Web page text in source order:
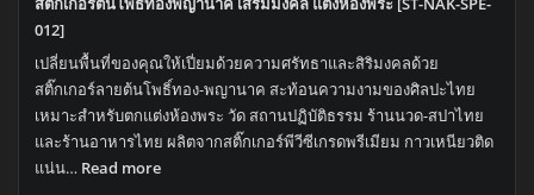
012]
เปลี่ยนพื้นที่ของคุณให้เปี่ยมด้วยความศรัทธาและสิริมงคลด้วย
สติ๊กเกอร์ลายต้นโพธิ์ทอง-พญานาค สะท้อนความงามของศิลปะไทย
เหมาะสำหรับตกแต่งห้องพระ วัด สถานปฏิบัติธรรม ร้านนวด-สปาไทย
และร้านอาหารไทย ผลิตจากสติ๊กเกอร์พีวีซีเกรดพรีเมียม กาวเหนียวติด
แน่น… Read more: